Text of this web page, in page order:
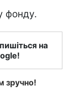
фонду.
на
зручно!